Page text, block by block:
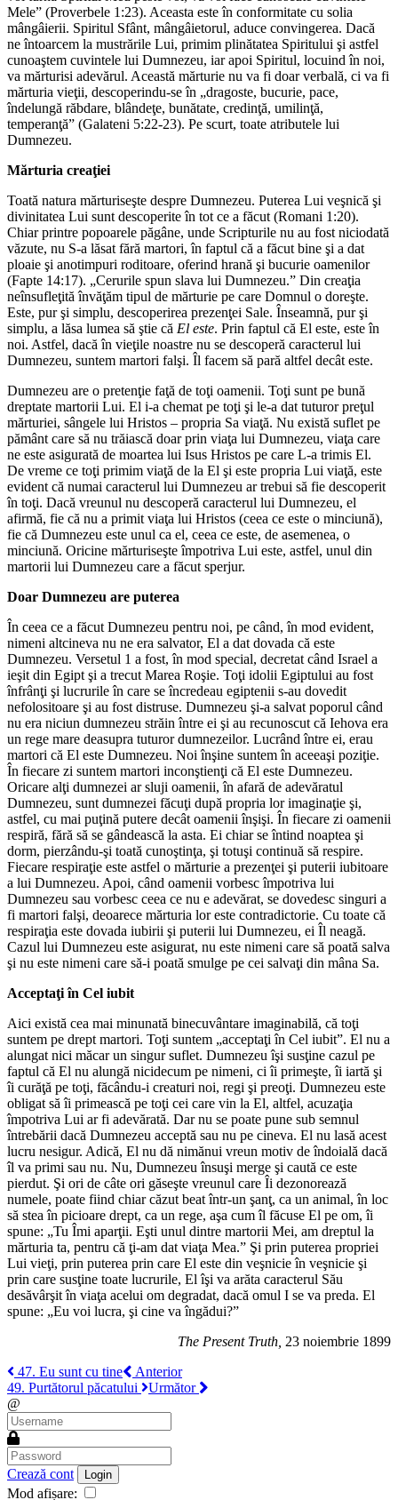
Mele” (Proverbele 1:23). Aceasta este în conformitate cu solia
mângâierii. Spiritul Sfânt, mângâietorul, aduce convingerea. Dacă
ne întoarcem la mustrările Lui, primim plinătatea Spiritului şi astfel
cunoaştem cuvintele lui Dumnezeu, iar apoi Spiritul, locuind în noi,
va mărturisi adevărul. Această mărturie nu va fi doar verbală, ci va fi
mărturia vieţii, descoperindu-se în „dragoste, bucurie, pace,
îndelungă răbdare, blândeţe, bunătate, credinţă, umilinţă,
temperanţă” (Galateni 5:22-23). Pe scurt, toate atributele lui
Dumnezeu.
Mărturia creaţiei
Toată natura mărturiseşte despre Dumnezeu. Puterea Lui veşnică şi
divinitatea Lui sunt descoperite în tot ce a făcut (Romani 1:20).
Chiar printre popoarele păgâne, unde Scripturile nu au fost niciodată
văzute, nu S-a lăsat fără martori, în faptul că a făcut bine şi a dat
ploaie şi anotimpuri roditoare, oferind hrană şi bucurie oamenilor
(Fapte 14:17). „Cerurile spun slava lui Dumnezeu.” Din creaţia
neînsufleţită învăţăm tipul de mărturie pe care Domnul o doreşte.
Este, pur şi simplu, descoperirea prezenţei Sale. Înseamnă, pur şi
simplu, a lăsa lumea să ştie că El este. Prin faptul că El este, este în
noi. Astfel, dacă în vieţile noastre nu se descoperă caracterul lui
Dumnezeu, suntem martori falşi. Îl facem să pară altfel decât este.
Dumnezeu are o pretenţie faţă de toţi oamenii. Toţi sunt pe bună
dreptate martorii Lui. El i-a chemat pe toţi şi le-a dat tuturor preţul
mărturiei, sângele lui Hristos – propria Sa viaţă. Nu există suflet pe
pământ care să nu trăiască doar prin viaţa lui Dumnezeu, viaţa care
ne este asigurată de moartea lui Isus Hristos pe care L-a trimis El.
De vreme ce toţi primim viaţă de la El şi este propria Lui viaţă, este
evident că numai caracterul lui Dumnezeu ar trebui să fie descoperit
în toţi. Dacă vreunul nu descoperă caracterul lui Dumnezeu, el
afirmă, fie că nu a primit viaţa lui Hristos (ceea ce este o minciună),
fie că Dumnezeu este unul ca el, ceea ce este, de asemenea, o
minciună. Oricine mărturiseşte împotriva Lui este, astfel, unul din
martorii lui Dumnezeu care a făcut sperjur.
Doar Dumnezeu are puterea
În ceea ce a făcut Dumnezeu pentru noi, pe când, în mod evident,
nimeni altcineva nu ne era salvator, El a dat dovada că este
Dumnezeu. Versetul 1 a fost, în mod special, decretat când Israel a
ieşit din Egipt şi a trecut Marea Roşie. Toţi idolii Egiptului au fost
înfrânţi şi lucrurile în care se încredeau egiptenii s-au dovedit
nefolositoare şi au fost distruse. Dumnezeu şi-a salvat poporul când
nu era niciun dumnezeu străin între ei şi au recunoscut că Iehova era
un rege mare deasupra tuturor dumnezeilor. Lucrând între ei, erau
martori că El este Dumnezeu. Noi înşine suntem în aceeaşi poziţie.
În fiecare zi suntem martori inconştienţi că El este Dumnezeu.
Oricare alţi dumnezei ar sluji oamenii, în afară de adevăratul
Dumnezeu, sunt dumnezei făcuţi după propria lor imaginaţie şi,
astfel, cu mai puţină putere decât oamenii înşişi. În fiecare zi oamenii
respiră, fără să se gândească la asta. Ei chiar se întind noaptea şi
dorm, pierzându-şi toată cunoştinţa, şi totuşi continuă să respire.
Fiecare respiraţie este astfel o mărturie a prezenţei şi puterii iubitoare
a lui Dumnezeu. Apoi, când oamenii vorbesc împotriva lui
Dumnezeu sau vorbesc ceea ce nu e adevărat, se dovedesc singuri a
fi martori falşi, deoarece mărturia lor este contradictorie. Cu toate că
respiraţia este dovada iubirii şi puterii lui Dumnezeu, ei Îl neagă.
Cazul lui Dumnezeu este asigurat, nu este nimeni care să poată salva
şi nu este nimeni care să-i poată smulge pe cei salvaţi din mâna Sa.
Acceptaţi în Cel iubit
Aici există cea mai minunată binecuvântare imaginabilă, că toţi
suntem pe drept martori. Toţi suntem „acceptaţi în Cel iubit”. El nu a
alungat nici măcar un singur suflet. Dumnezeu îşi susţine cazul pe
faptul că El nu alungă nicidecum pe nimeni, ci îi primeşte, îi iartă şi
îi curăţă pe toţi, făcându-i creaturi noi, regi şi preoţi. Dumnezeu este
obligat să îi primească pe toţi cei care vin la El, altfel, acuzaţia
împotriva Lui ar fi adevărată. Dar nu se poate pune sub semnul
întrebării dacă Dumnezeu acceptă sau nu pe cineva. El nu lasă acest
lucru nesigur. Adică, El nu dă nimănui vreun motiv de îndoială dacă
îl va primi sau nu. Nu, Dumnezeu însuşi merge şi caută ce este
pierdut. Şi ori de câte ori găseşte vreunul care Îi dezonorează
numele, poate fiind chiar căzut beat într-un şanţ, ca un animal, în loc
să stea în picioare drept, ca un rege, aşa cum îl făcuse El pe om, îi
spune: „Tu Îmi aparţii. Eşti unul dintre martorii Mei, am dreptul la
mărturia ta, pentru că ţi-am dat viaţa Mea.” Şi prin puterea propriei
Lui vieţi, prin puterea prin care El este din veşnicie în veşnicie şi
prin care susţine toate lucrurile, El îşi va arăta caracterul Său
desăvârşit în viaţa acelui om degradat, dacă omul I se va preda. El
spune: „Eu voi lucra, şi cine va îngădui?”
The Present Truth, 23 noiembrie 1899
47. Eu sunt cu tine
Anterior
49. Purtătorul păcatului
Următor
@
Crează cont Login
Mod afișare: